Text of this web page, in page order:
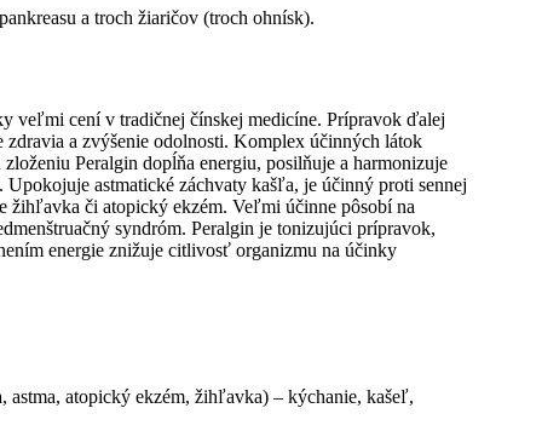
a troch žiaričov (troch ohnísk).
veľmi cení v tradičnej čínskej medicíne. Prípravok ďalej
a zvýšenie odolnosti. Komplex účinných látok
Peralgin dopĺňa energiu, posilňuje a harmonizuje
astmatické záchvaty kašľa, je účinný proti sennej
žihľavka či atopický ekzém. Veľmi účinne pôsobí na
syndróm. Peralgin je tonizujúci prípravok,
energie znižuje citlivosť organizmu na účinky
astma, atopický ekzém, žihľavka) – kýchanie, kašeľ,